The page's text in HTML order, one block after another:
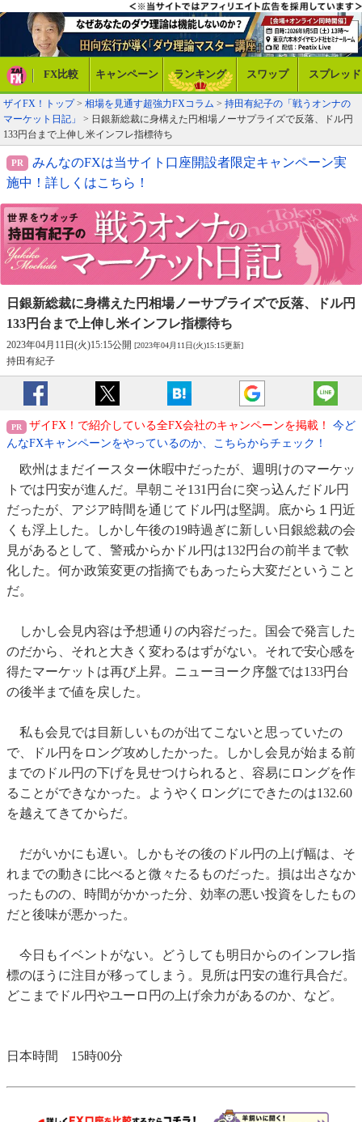
FX比較 キャンペーン ランキング スワップ スプレッド
ザイFX！トップ> 相場を見通す超強力FXコラム > 持田有紀子の「戦うオンナの
マーケット日記」
> 日銀新総裁に身構えた円相場ノーサプライズで反落、ドル円
133円台まで上伸し米インフレ指標待ち
みんなのFXは当サイト口座開設者限定キャンペーン実
施中！詳しくはこちら！
日銀新総裁に身構えた円相場ノーサプライズで反落、
ドル円
133円台まで上伸し米インフレ指標待ち
2023年04月11日(火)15:15公開 [2023年04月11日(火)15:15更新]
持田有紀子
ザイFX！で紹介している全FX会社のキャンペーンを掲載！
今ど
んなFXキャンペーンをやっているのか、こちらからチェック！
欧州はまだイースター休暇中だったが、週明けのマーケッ
トでは円安が進んだ。早朝こそ131円台に突っ込んだドル円
だったが、アジア時間を通じてドル円は堅調。底から１円近
くも浮上した。しかし午後の19時過ぎに新しい日銀総裁の会
見があるとして、警戒からかドル円は132円台の前半まで軟
化した。何か政策変更の指摘でもあったら大変だということ
だ。
しかし会見内容は予想通りの内容だった。国会で発言した
のだから、それと大きく変わるはずがない。それで安心感を
得たマーケットは再び上昇。ニューヨーク序盤では133円台
の後半まで値を戻した。
私も会見では目新しいものが出てこないと思っていたの
で、ドル円をロング攻めしたかった。しかし会見が始まる前
までのドル円の下げを見せつけられると、容易にロングを作
ることができなかった。ようやくロングにできたのは132.60
を越えてきてからだ。
だがいかにも遅い。しかもその後のドル円の上げ幅は、そ
れまでの動きに比べると微々たるものだった。損は出さなか
ったものの、時間がかかった分、効率の悪い投資をしたもの
だと後味が悪かった。
今日もイベントがない。どうしても明日からのインフレ指
標のほうに注目が移ってしまう。見所は円安の進行具合だ。
どこまでドル円やユーロ円の上げ余力があるのか、など。
日本時間 15時00分